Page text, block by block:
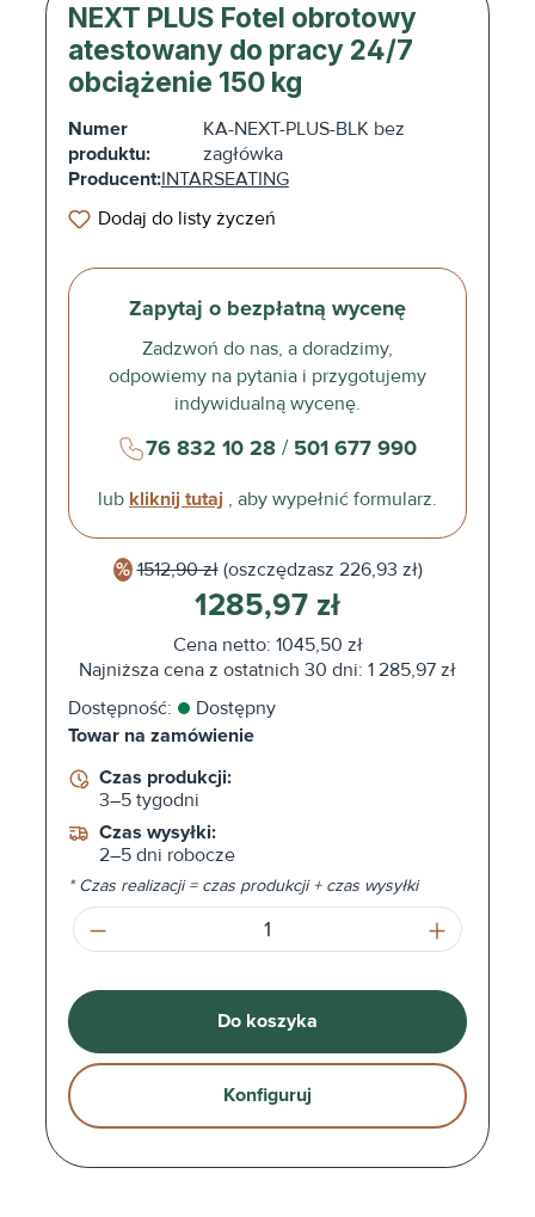
NEXT PLUS Fotel obrotowy
atestowany do pracy 24/7
obciążenie 150 kg
Numer
produktu:
KA-NEXT-PLUS-BLK bez
zagłówka
Producent:INTARSEATING
Dodaj do listy życzeń
Zapytaj o bezpłatną wycenę
Zadzwoń do nas, a doradzimy,
odpowiemy na pytania i przygotujemy
indywidualną wycenę.
76 832 10 28/ 501 677 990
lub kliknij tutaj , aby wypełnić formularz.
1512,90 zł (oszczędzasz 226,93 zł)
1285,97 zł
Cena netto: 1045,50 zł
Najniższa cena z ostatnich 30 dni: 1 285,97 zł
Dostępność:
Dostępny
Towar na zamówienie
Czas produkcji:
3–5 tygodni
Czas wysyłki:
2–5 dni robocze
* Czas realizacji = czas produkcji + czas wysyłki
Ilość produktu: Wprowadź żądaną
Do koszyka
Konfiguruj